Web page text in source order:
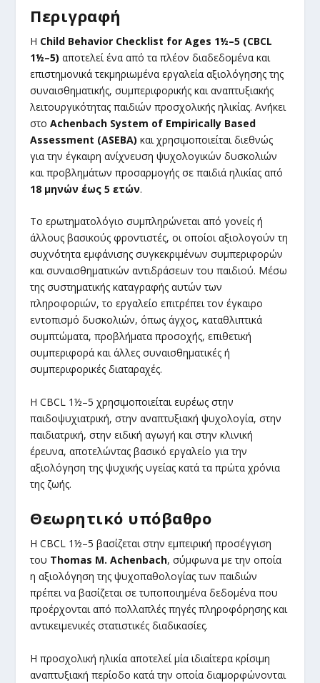
Περιγραφή
Η Child Behavior Checklist for Ages 1½–5 (CBCL
1½–5) αποτελεί ένα από τα πλέον διαδεδομένα και
επιστημονικά τεκμηριωμένα εργαλεία αξιολόγησης της
συναισθηματικής, συμπεριφορικής και αναπτυξιακής
λειτουργικότητας παιδιών προσχολικής ηλικίας. Ανήκει
στοAchenbach System of Empirically Based
Assessment (ASEBA) και χρησιμοποιείται διεθνώς
για την έγκαιρη ανίχνευση ψυχολογικών δυσκολιών
και προβλημάτων προσαρμογής σε παιδιά ηλικίας από
18 μηνών έως 5 ετών.
Το ερωτηματολόγιο συμπληρώνεται από γονείς ή
άλλους βασικούς φροντιστές, οι οποίοι αξιολογούν τη
συχνότητα εμφάνισης συγκεκριμένων συμπεριφορών
και συναισθηματικών αντιδράσεων του παιδιού. Μέσω
της συστηματικής καταγραφής αυτών των
πληροφοριών, το εργαλείο επιτρέπει τον έγκαιρο
εντοπισμό δυσκολιών, όπως άγχος, καταθλιπτικά
συμπτώματα, προβλήματα προσοχής, επιθετική
συμπεριφορά και άλλες συναισθηματικές ή
συμπεριφορικές διαταραχές.
Η CBCL 1½–5 χρησιμοποιείται ευρέως στην
παιδοψυχιατρική, στην αναπτυξιακή ψυχολογία, στην
παιδιατρική, στην ειδική αγωγή και στην κλινική
έρευνα, αποτελώντας βασικό εργαλείο για την
αξιολόγηση της ψυχικής υγείας κατά τα πρώτα χρόνια
της ζωής.
Θεωρητικό υπόβαθρο
Η CBCL 1½–5 βασίζεται στην εμπειρική προσέγγιση
του Thomas M. Achenbach, σύμφωνα με την οποία
η αξιολόγηση της ψυχοπαθολογίας των παιδιών
πρέπει να βασίζεται σε τυποποιημένα δεδομένα που
προέρχονται από πολλαπλές πηγές πληροφόρησης και
αντικειμενικές στατιστικές διαδικασίες.
Η προσχολική ηλικία αποτελεί μία ιδιαίτερα κρίσιμη
αναπτυξιακή περίοδο κατά την οποία διαμορφώνονται